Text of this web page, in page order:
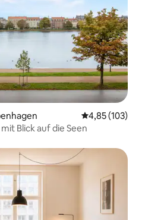
4,85 (103)
Blick auf die Seen